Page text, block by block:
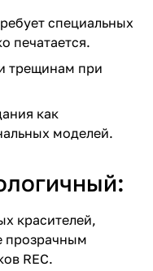
специальных
печатается.
трещинам при
как
моделей.
красителей,
прозрачным
REC.